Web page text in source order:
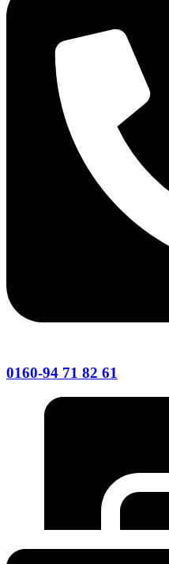
0160-94 71 82 61